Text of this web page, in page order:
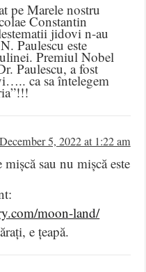
pe Marele nostru
Constantin
jidovi n-au
Paulescu este
Premiul Nobel
Paulescu, a fost
ca sa întelegem
December 5, 2022 at 1:22 am
sau nu mișcă este
moon-land/
e țeapă.